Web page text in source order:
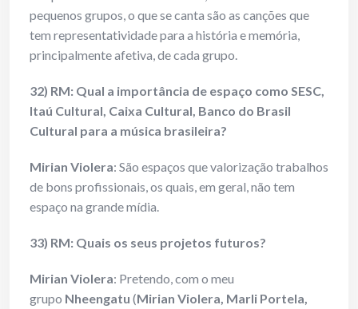
pequenos grupos, o que se canta são as canções que
tem representatividade para a história e memória,
principalmente afetiva, de cada grupo.
32) RM: Qual a importância de espaço como SESC,
Itaú Cultural, Caixa Cultural, Banco do Brasil
Cultural para a música brasileira?
Mirian Violera: São espaços que valorização trabalhos
de bons profissionais, os quais, em geral, não tem
espaço na grande mídia.
33) RM: Quais os seus projetos futuros?
Mirian Violera: Pretendo, com o meu
grupo Nheengatu (Mirian Violera, Marli Portela,